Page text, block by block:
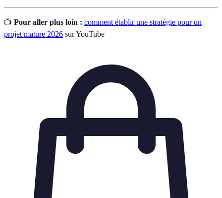
📺 Pour aller plus loin : comment établir une stratégie pour un
projet mature 2026 sur YouTube